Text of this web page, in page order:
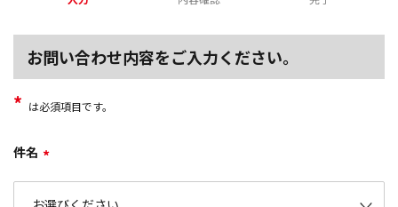
お問い合わせ内容をご入力ください。
* は必須項目です。
件名 *